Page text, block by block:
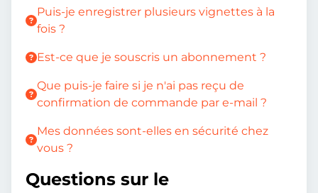
Puis-je enregistrer plusieurs vignettes à la
fois ?
Est-ce que je souscris un abonnement ?
Que puis-je faire si je n'ai pas reçu de
confirmation de commande par e-mail ?
Mes données sont-elles en sécurité chez
vous ?
Questions sur le